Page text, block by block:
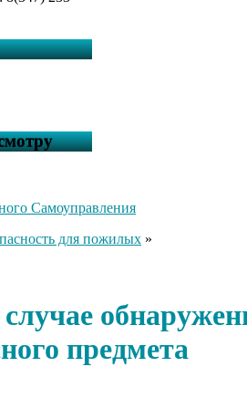
Самоуправления
для пожилых »
предмета